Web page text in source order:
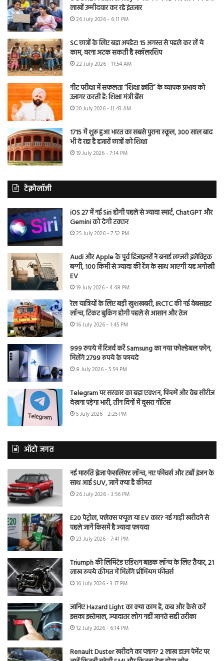
लाखों उम्मीदवार कर रहे इंतजार
26 July 2026 - 6:11 PM
SC छात्रों के लिए बड़ा अपडेट! 15 अगस्त से पहले कर लें ये
काम, वरना अटक सकती है स्कॉलरशिप
22 July 2026 - 11:54 AM
नीट परीक्षा में सफलता “शिक्षा क्रांति” के व्यापक प्रभाव को
उजागर करती है: शिक्षा मंत्री बैंस
20 July 2026 - 11:43 AM
1715 में शुरू हुआ भारत का सबसे पुराना स्कूल, 300 साल बाद
भी दे रहा है हजारों छात्रों को शिक्षा
19 July 2026 - 7:14 PM
टेक्नोलॉजी
iOS 27 में नई Siri होगी पहले से ज्यादा स्मार्ट, ChatGPT और
Gemini को देगी टक्कर
25 July 2026 - 7:52 PM
Audi और Apple के पूर्व डिजाइनरों ने बनाई लग्जरी इलेक्ट्रिक
बग्गी, 100 किमी से ज्यादा की रेंज के साथ आएगी यह अनोखी
EV
19 July 2026 - 4:48 PM
रेल यात्रियों के लिए बड़ी खुशखबरी, IRCTC की नई वेबसाइट
लॉन्च, टिकट बुकिंग होगी पहले से आसान और तेज
16 July 2026 - 1:45 PM
999 रुपये में रिजर्व करें Samsung का नया फोल्डेबल फोन,
मिलेंगे 2799 रुपये के फायदे
8 July 2026 - 5:54 PM
Telegram पर सरकार का बड़ा एक्शन, फिल्में और वेब सीरीज
देखना पड़ेगा भारी, तीन दिनों में दूसरा नोटिस
5 July 2026 - 2:25 PM
ऑटो जगत
नई मारुति ब्रेजा फेसलिफ्ट लॉन्च, नए फीचर्स और टर्बो इंजन के
साथ आई SUV, जानें क्या है कीमत
26 July 2026 - 3:56 PM
E20 पेट्रोल, फ्लेक्स फ्यूल या EV कार? नई गाड़ी खरीदने से
पहले जानें किसमें है ज्यादा फायदा
23 July 2026 - 7:41 PM
Triumph की लिमिटेड एडिशन बाइक लॉन्च के लिए तैयार, 21
लाख रुपये कीमत में मिलेंगे प्रीमियम फीचर्स
16 July 2026 - 3:17 PM
जानिए Hazard Light का क्या काम है, कब और कैसे करें
इसका इस्तेमाल, ज्यादातर लोग नहीं जानते सही तरीका
12 July 2026 - 6:14 PM
Renault Duster खरीदने का प्लान? 2 लाख डाउन पेमेंट पर